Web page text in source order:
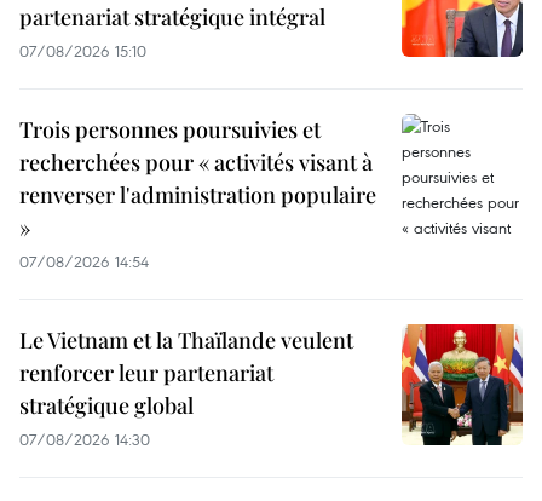
partenariat stratégique intégral
07/08/2026 15:10
Trois personnes poursuivies et
recherchées pour « activités visant à
renverser l'administration populaire
»
07/08/2026 14:54
Le Vietnam et la Thaïlande veulent
renforcer leur partenariat
stratégique global
07/08/2026 14:30